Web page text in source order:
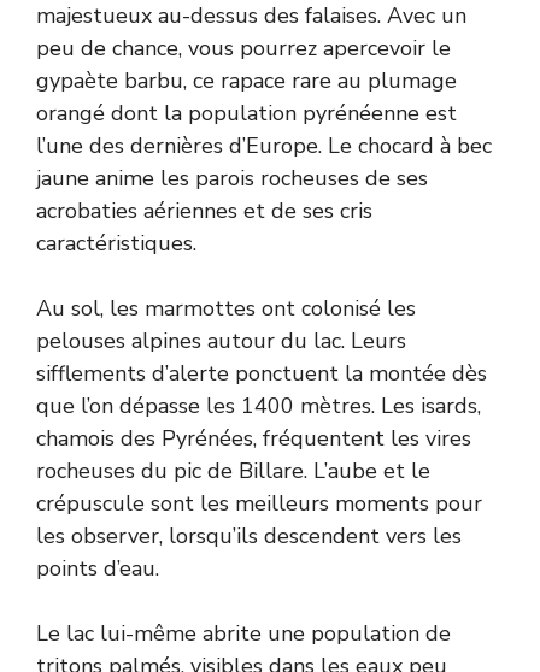
majestueux au-dessus des falaises. Avec un
peu de chance, vous pourrez apercevoir le
gypaète barbu, ce rapace rare au plumage
orangé dont la population pyrénéenne est
l’une des dernières d’Europe. Le chocard à bec
jaune anime les parois rocheuses de ses
acrobaties aériennes et de ses cris
caractéristiques.
Au sol, les marmottes ont colonisé les
pelouses alpines autour du lac. Leurs
sifflements d’alerte ponctuent la montée dès
que l’on dépasse les 1400 mètres. Les isards,
chamois des Pyrénées, fréquentent les vires
rocheuses du pic de Billare. L’aube et le
crépuscule sont les meilleurs moments pour
les observer, lorsqu’ils descendent vers les
points d’eau.
Le lac lui-même abrite une population de